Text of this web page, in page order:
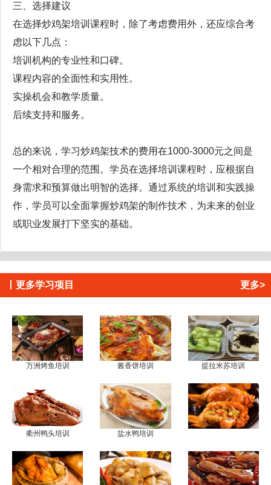
三、选择建议
在选择炒鸡架培训课程时，除了考虑费用外，还应综合考
虑以下几点：
培训机构的专业性和口碑。
课程内容的全面性和实用性。
实操机会和教学质量。
后续支持和服务。
总的来说，学习炒鸡架技术的费用在1000-3000元之间是
一个相对合理的范围。学员在选择培训课程时，应根据自
身需求和预算做出明智的选择。通过系统的培训和实践操
作，学员可以全面掌握炒鸡架的制作技术，为未来的创业
或职业发展打下坚实的基础。
更多学习项目 更多>
万洲烤鱼培训 酱香饼培训 提拉米苏培训
衢州鸭头培训 盐水鸭培训